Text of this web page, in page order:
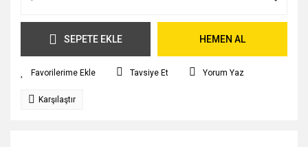
SEPETE EKLE HEMEN AL
Tavsiye Et Yorum Yaz
Karşılaştır